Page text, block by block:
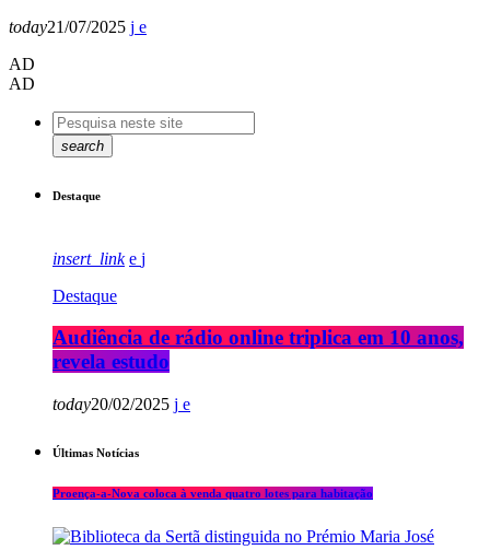
today21/07/2025
AD
AD
search
Destaque
insert_link
Destaque
Audiência de rádio online triplica em 10 anos,
revela estudo
today20/02/2025
Últimas Notícias
Proença-a-Nova coloca à venda quatro lotes para habitação